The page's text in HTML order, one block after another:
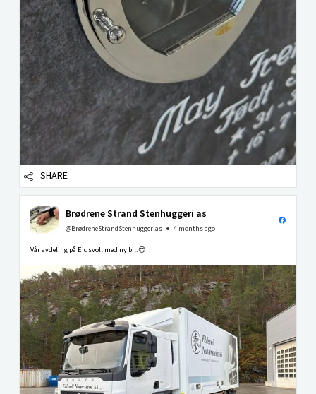
SHARE
Brødrene Strand Stenhuggeri as
@BrødreneStrandStenhuggerias 4 months ago
Vår avdeling på Eidsvoll med ny bil.😊